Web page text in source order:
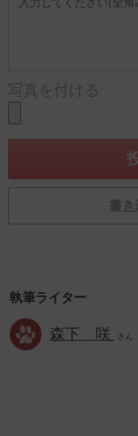
写真を付ける
書き
執筆ライター
森下 咲 さん